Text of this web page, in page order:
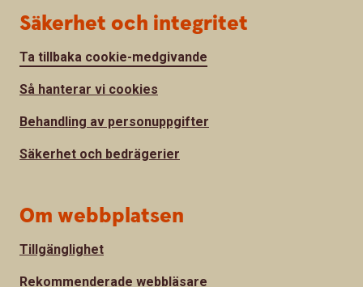
Säkerhet och integritet
Ta tillbaka cookie-medgivande
Så hanterar vi cookies
Behandling av personuppgifter
Säkerhet och bedrägerier
Om webbplatsen
Tillgänglighet
Rekommenderade webbläsare